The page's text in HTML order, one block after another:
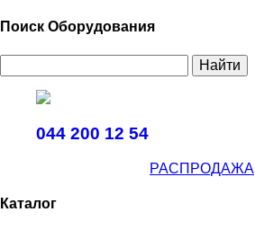
Поиск Оборудования
Найти
044 200 12 54
РАСПРОДАЖА
Каталог